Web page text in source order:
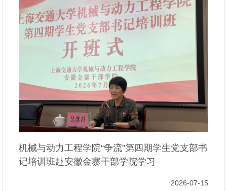
机械与动力工程学院“争流”第四期学生党支部书
记培训班赴安徽金寨干部学院学习
2026-07-15